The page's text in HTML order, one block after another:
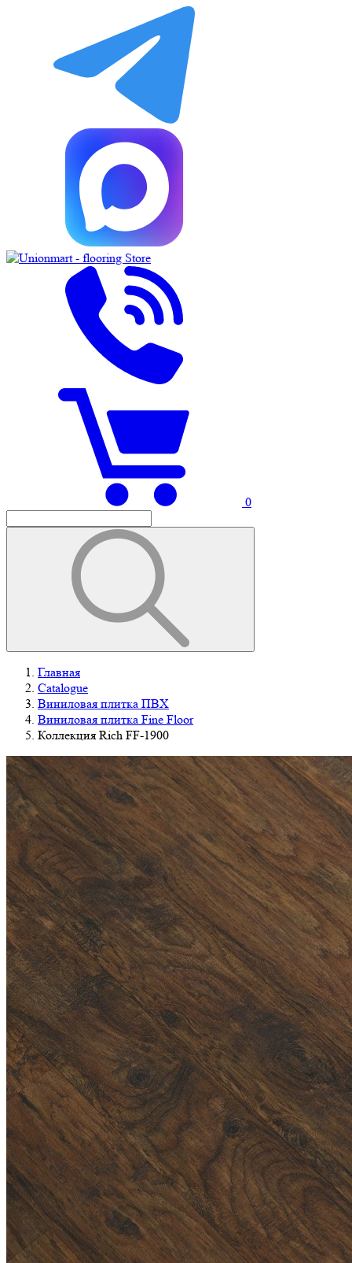
0
Главная
Catalogue
Виниловая плитка ПВХ
Виниловая плитка Fine Floor
Коллекция Rich FF-1900